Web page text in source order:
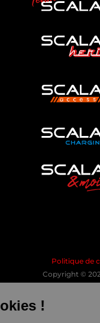
Politique de
Copyright ©
les Cookies !